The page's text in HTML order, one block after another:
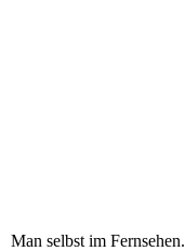
Man selbst im Fernsehen.